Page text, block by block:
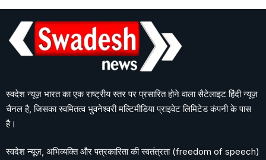
स्वदेश न्यूज़ भारत का एक राष्ट्रीय स्तर पर प्रसारित होने वाला सैटेलाइट हिंदी न्यूज़
चैनल है, जिसका स्वमितत्व भुवनेश्वरी मल्टिमीडिया प्राइवेट लिमिटेड कंपनी के पास
है।
स्वदेश न्यूज़, अभिव्यक्ति और पत्रकारिता की स्वतंत्रता (freedom of speech)